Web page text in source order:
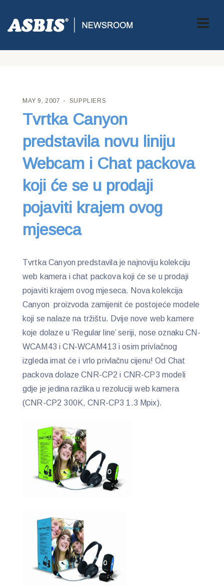
ASBIS CROATIA>SUPPLIERS> TVRTKA CANYON PREDSTAVILA
NOVU LINIJU WEBCAM I CHAT PACKOVA KOJI ĆE SE U PRODAJI
MAY 9, 2007 SUPPLIERS
Tvrtka Canyon
predstavila novu liniju
Webcam i Chat packova
koji će se u prodaji
pojaviti krajem ovog
mjeseca
Tvrtka Canyon predstavila je najnoviju kolekciju
web kamera i chat packova koji će se u prodaji
pojaviti krajem ovog mjeseca. Nova kolekcija
Canyon proizvoda zamijenit će postojeće modele
koji se nalaze na tržištu. Dvije nove web kamere
koje dolaze u ‘Regular line’ seriji, nose oznaku CN-
WCAM43 i CN-WCAM413 i osim privlačnog
izgleda imat će i vrlo privlačnu cijenu! Od Chat
packova dolaze CNR-CP2 i CNR-CP3 modeli
gdje je jedina razlika u rezoluciji web kamera
(CNR-CP2 300K, CNR-CP3 1.3 Mpix).